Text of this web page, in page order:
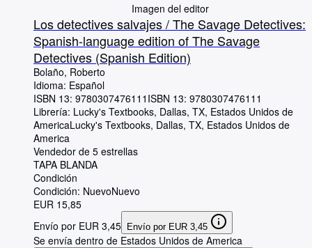
Imagen del editor
Los detectives salvajes / The Savage Detectives:
Spanish-language edition of The Savage
Detectives (Spanish Edition)
Bolaño, Roberto
Idioma: Español
ISBN 13: 9780307476111 ISBN 13: 9780307476111
Librería: Lucky's Textbooks, Dallas, TX, Estados Unidos de
AmericaLucky's Textbooks, Dallas, TX, Estados Unidos de
America
Vendedor de 5 estrellas
TAPA BLANDA
Condición
Condición: NuevoNuevo
EUR 15,85
Envío por EUR 3,45
Envío por EUR 3,45
Se envía dentro de Estados Unidos de America